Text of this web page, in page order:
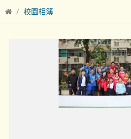
校園相簿